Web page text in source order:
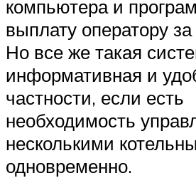
компьютера и
выплату оператору за
Но все же такая
информативная и
частности, если есть
необходимость
несколькими
одновременно.